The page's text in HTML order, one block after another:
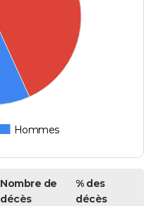
Hommes
Nombre de
décès
% des
décès